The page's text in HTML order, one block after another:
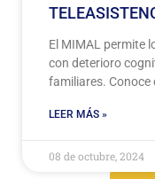
El MIMAL permite
con deterioro
familiares. Conoce
LEER MÁS »
08 de octubre, 2024